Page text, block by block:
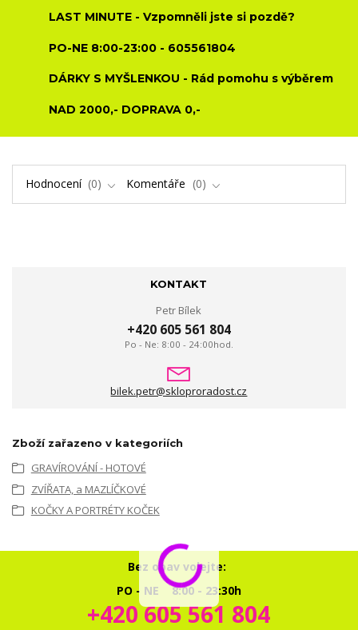
LAST MINUTE - Vzpomněli jste si pozdě?
PO-NE 8:00-23:00 - 605561804
DÁRKY S MYŠLENKOU - Rád pomohu s výběrem
NAD 2000,- DOPRAVA 0,-
Hodnocení 0 Komentáře 0
KONTAKT
Petr Bílek
+420 605 561 804
Po - Ne: 8:00 - 24:00hod.
bilek.petr@skloproradost.cz
Zboží zařazeno v kategoriích
GRAVÍROVÁNÍ - HOTOVÉ
ZVÍŘATA, a MAZLÍČKOVÉ
KOČKY A PORTRÉTY KOČEK
Bez obav volejte:
PO - NE 8:00 - 23:30h
+420 605 561 804